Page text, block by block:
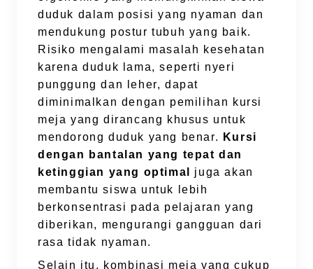
duduk dalam posisi yang nyaman dan
mendukung postur tubuh yang baik.
Risiko mengalami masalah kesehatan
karena duduk lama, seperti nyeri
punggung dan leher, dapat
diminimalkan dengan pemilihan kursi
meja yang dirancang khusus untuk
mendorong duduk yang benar.
Kursi
dengan bantalan yang tepat dan
ketinggian yang optimal
juga akan
membantu siswa untuk lebih
berkonsentrasi pada pelajaran yang
diberikan, mengurangi gangguan dari
rasa tidak nyaman.
Selain itu, kombinasi meja yang cukup